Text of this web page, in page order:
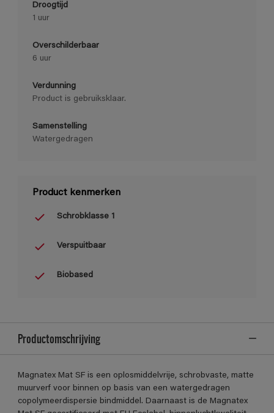
Droogtijd
1 uur
Overschilderbaar
6 uur
Verdunning
Product is gebruiksklaar.
Samenstelling
Watergedragen
Product kenmerken
Schrobklasse 1
Verspuitbaar
Biobased
Productomschrijving
Magnatex Mat SF is een oplosmiddelvrije, schrobvaste, matte
muurverf voor binnen op basis van een watergedragen
copolymeerdispersie bindmiddel. Daarnaast is de Magnatex